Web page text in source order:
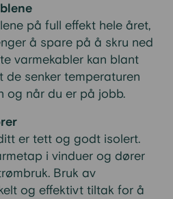
på full effekt hele året,
å spare på å skru ned
varmekabler kan blant
de senker temperaturen
og når du er på jobb.
er tett og godt isolert.
i vinduer og dører
Bruk av
og effektivt tiltak for å